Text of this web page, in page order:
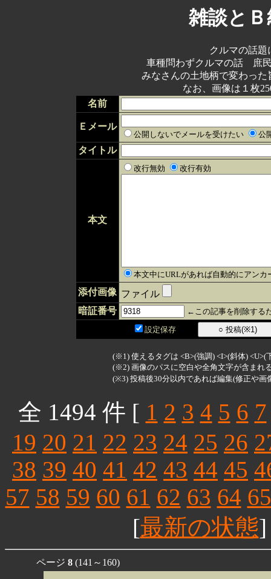
雑談と
クルマの話
車種問わずクルマの話 庶
みなさんの土地柄で変わっ
なお、画像は１枚
名前
Ｅメール
公開しないでメールを受けたい 公
タイトル
本文
改行無効 改行有効
本文中にURLがあれば自動的にアン
添付画像 ファイル
暗証番号
←この記事を削除する
設定保存
(※1) 使えるタグは <B>(強調) <I>(斜体) <U>(
(※2) 画像のパスに空白や全角文字が含まれ
(※3) 投稿後30分以内であれば編集(修正や画
全 1494 件 [ 1 2 3 4 5 6 7
19 20 21 22 23 24 25 26
38 39 40 41 42 43 44 45
57 58 59 60 61 62 63 64 65
[最新の状態
ページ 8(141～160)